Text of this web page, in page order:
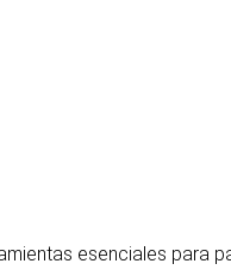
esenciales para